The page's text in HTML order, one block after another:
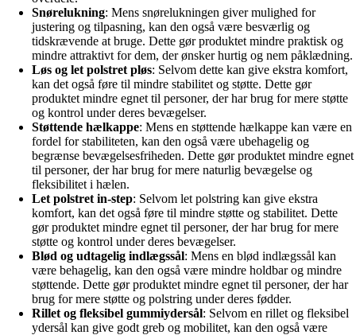
Snørelukning: Mens snørelukningen giver mulighed for
justering og tilpasning, kan den også være besværlig og
tidskrævende at bruge. Dette gør produktet mindre praktisk og
mindre attraktivt for dem, der ønsker hurtig og nem påklædning.
Løs og let polstret pløs: Selvom dette kan give ekstra komfort,
kan det også føre til mindre stabilitet og støtte. Dette gør
produktet mindre egnet til personer, der har brug for mere støtte
og kontrol under deres bevægelser.
Støttende hælkappe: Mens en støttende hælkappe kan være en
fordel for stabiliteten, kan den også være ubehagelig og
begrænse bevægelsesfriheden. Dette gør produktet mindre egnet
til personer, der har brug for mere naturlig bevægelse og
fleksibilitet i hælen.
Let polstret in-step: Selvom let polstring kan give ekstra
komfort, kan det også føre til mindre støtte og stabilitet. Dette
gør produktet mindre egnet til personer, der har brug for mere
støtte og kontrol under deres bevægelser.
Blød og udtagelig indlægssål: Mens en blød indlægssål kan
være behagelig, kan den også være mindre holdbar og mindre
støttende. Dette gør produktet mindre egnet til personer, der har
brug for mere støtte og polstring under deres fødder.
Rillet og fleksibel gummiydersål: Selvom en rillet og fleksibel
ydersål kan give godt greb og mobilitet, kan den også være